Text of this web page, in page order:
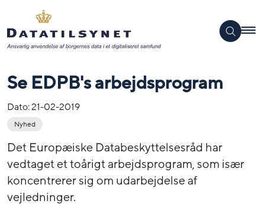
Se EDPB's arbejdsprogram
Dato:21-02-2019
Nyhed
Det Europæiske Databeskyttelsesråd har
vedtaget et toårigt arbejdsprogram, som især
koncentrerer sig om udarbejdelse af
vejledninger.